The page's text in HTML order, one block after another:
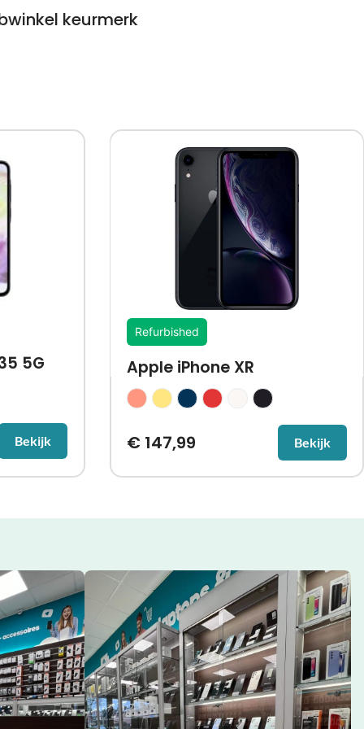
keurmerk
5G
Bekijk
Refurbished
Apple iPhone XR
€ 147,99 Bekijk